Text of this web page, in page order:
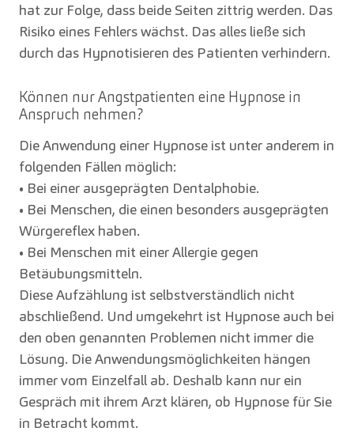
hat zur Folge, dass beide Seiten zittrig werden. Das
Risiko eines Fehlers wächst. Das alles ließe sich
durch das Hypnotisieren des Patienten verhindern.
Können nur Angstpatienten eine Hypnose in
Anspruch nehmen?
Die Anwendung einer Hypnose ist unter anderem in
folgenden Fällen möglich:
• Bei einer ausgeprägten Dentalphobie.
• Bei Menschen, die einen besonders ausgeprägten
Würgereflex haben.
• Bei Menschen mit einer Allergie gegen
Betäubungsmitteln.
Diese Aufzählung ist selbstverständlich nicht
abschließend. Und umgekehrt ist Hypnose auch bei
den oben genannten Problemen nicht immer die
Lösung. Die Anwendungsmöglichkeiten hängen
immer vom Einzelfall ab. Deshalb kann nur ein
Gespräch mit ihrem Arzt klären, ob Hypnose für Sie
in Betracht kommt.